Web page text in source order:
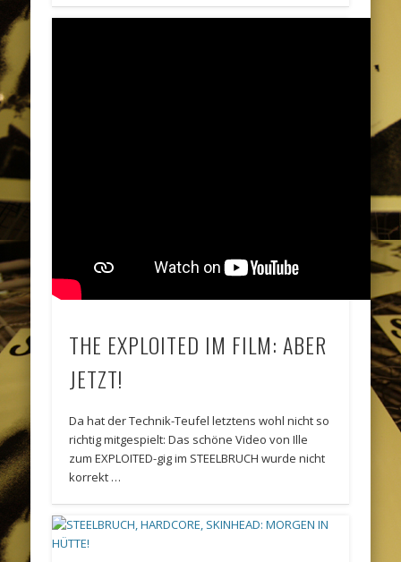
THE EXPLOITED IM FILM: ABER
JETZT!
Da hat der Technik-Teufel letztens wohl nicht so
richtig mitgespielt: Das schöne Video von Ille
zum EXPLOITED-gig im STEELBRUCH wurde nicht
korrekt …